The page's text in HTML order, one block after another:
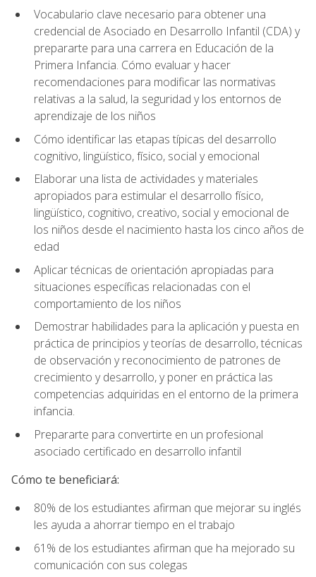
Vocabulario clave necesario para obtener una
credencial de Asociado en Desarrollo Infantil (CDA) y
prepararte para una carrera en Educación de la
Primera Infancia. Cómo evaluar y hacer
recomendaciones para modificar las normativas
relativas a la salud, la seguridad y los entornos de
aprendizaje de los niños
Cómo identificar las etapas típicas del desarrollo
cognitivo, lingüístico, físico, social y emocional
Elaborar una lista de actividades y materiales
apropiados para estimular el desarrollo físico,
lingüístico, cognitivo, creativo, social y emocional de
los niños desde el nacimiento hasta los cinco años de
edad
Aplicar técnicas de orientación apropiadas para
situaciones específicas relacionadas con el
comportamiento de los niños
Demostrar habilidades para la aplicación y puesta en
práctica de principios y teorías de desarrollo, técnicas
de observación y reconocimiento de patrones de
crecimiento y desarrollo, y poner en práctica las
competencias adquiridas en el entorno de la primera
infancia.
Prepararte para convertirte en un profesional
asociado certificado en desarrollo infantil
Cómo te beneficiará:
80% de los estudiantes afirman que mejorar su inglés
les ayuda a ahorrar tiempo en el trabajo
61% de los estudiantes afirman que ha mejorado su
comunicación con sus colegas